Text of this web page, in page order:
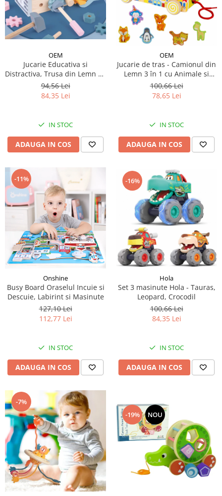
OEM
Jucarie Educativa si
Distractiva, Trusa din Lemn cu
Scule - Ursulet Fericit
94,56 Lei
84,35 Lei
IN STOC
ADAUGA IN COS
OEM
Jucarie de tras - Camionul din
Lemn 3 în 1 cu Animale si
Xilofon
100,66 Lei
78,65 Lei
IN STOC
ADAUGA IN COS
-11%
Onshine
Busy Board Oraselul Incuie si
Descuie, Labirint si Masinute
127,10 Lei
112,77 Lei
IN STOC
ADAUGA IN COS
-16%
Hola
Set 3 masinute Hola - Tauras,
Leopard, Crocodil
100,66 Lei
84,35 Lei
IN STOC
ADAUGA IN COS
-7%
-19% NOU